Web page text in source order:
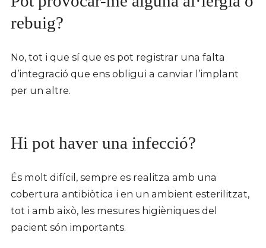
rebuig?
No, tot i que sí que es pot registrar una falta
d’integració que ens obligui a canviar l’implant
per un altre.
Hi pot haver una infecció?
És molt difícil, sempre es realitza amb una
cobertura antibiòtica i en un ambient esterilitzat,
tot i amb això, les mesures higièniques del
pacient són importants.